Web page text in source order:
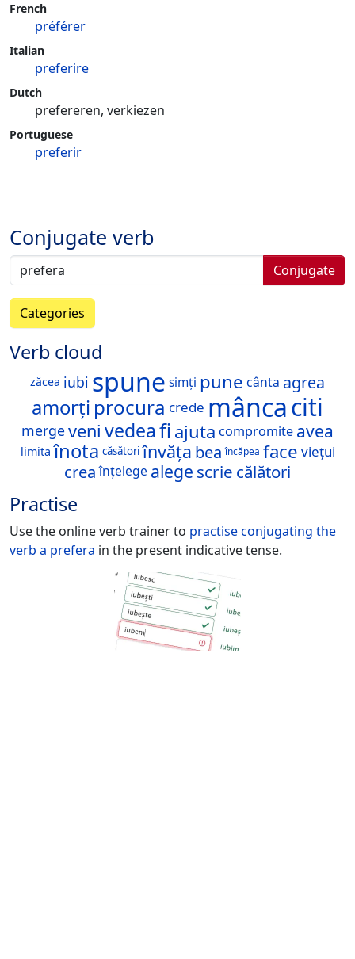
French
préférer
Italian
preferire
Dutch
prefereren, verkiezen
Portuguese
preferir
Conjugate verb
Conjugate
Categories
Verb cloud
zăcea iubi spune simți pune cânta agrea
amorți procura crede mâncaciti
mergeveni vedeafi ajuta compromite avea
limita înota căsători învăța bea încăpea face viețui
crea înțelege alege scrie călători
Practise
Use the online verb trainer to practise conjugating the
verb a prefera in the present indicative tense.